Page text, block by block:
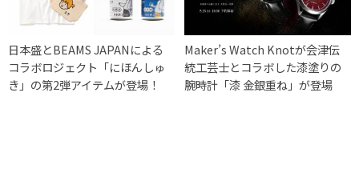
日本盛とBEAMS JAPANによる
コラボロジェクト「にほんしゅ
き」の第2弾アイテムが登場！
Maker’s Watch Knotが会津伝
統工芸士とコラボした漆塗りの
腕時計「漆 金銀重ね」が登場